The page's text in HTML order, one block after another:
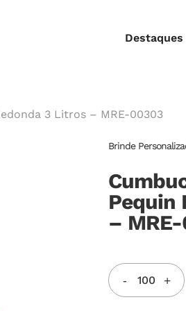
Destaques
3 Litros – MRE-00303
Brinde
Pequin
–